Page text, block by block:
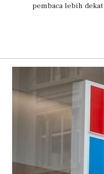
pembaca lebih